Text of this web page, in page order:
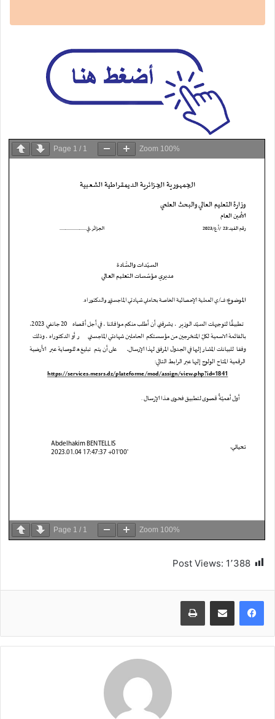
Page 1 / 1 Zoom 100%
Page 1 / 1 Zoom 100%
Post Views: 1٬388
طباعة